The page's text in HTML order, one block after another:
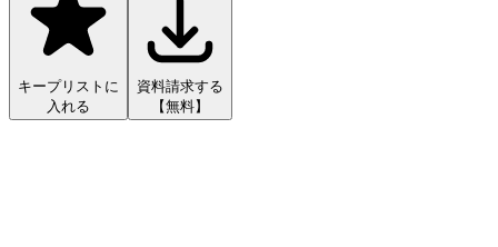
キープリストに
入れる
資料請求する
【無料】